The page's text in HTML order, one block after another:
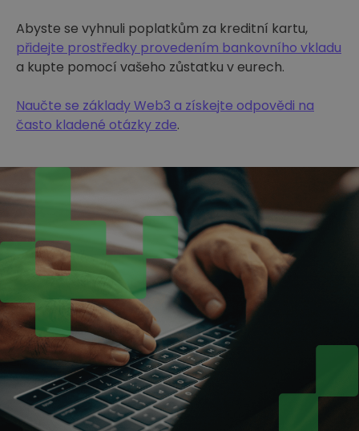
Abyste se vyhnuli poplatkům za kreditní kartu,
přidejte prostředky provedením bankovního vkladu
a kupte pomocí vašeho zůstatku v eurech.
Naučte se základy Web3 a získejte odpovědi na
často kladené otázky zde.